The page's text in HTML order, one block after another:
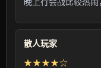
散人玩家
★★★★☆